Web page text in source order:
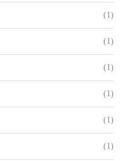
(1)
(1)
(1)
(1)
(1)
(1)